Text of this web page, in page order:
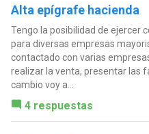
Alta epígrafe hacienda
Tengo la posibilidad de ejercer
para diversas empresas
contactado con varias
realizar la venta, presentar las
cambio voy a...
4 respuestas